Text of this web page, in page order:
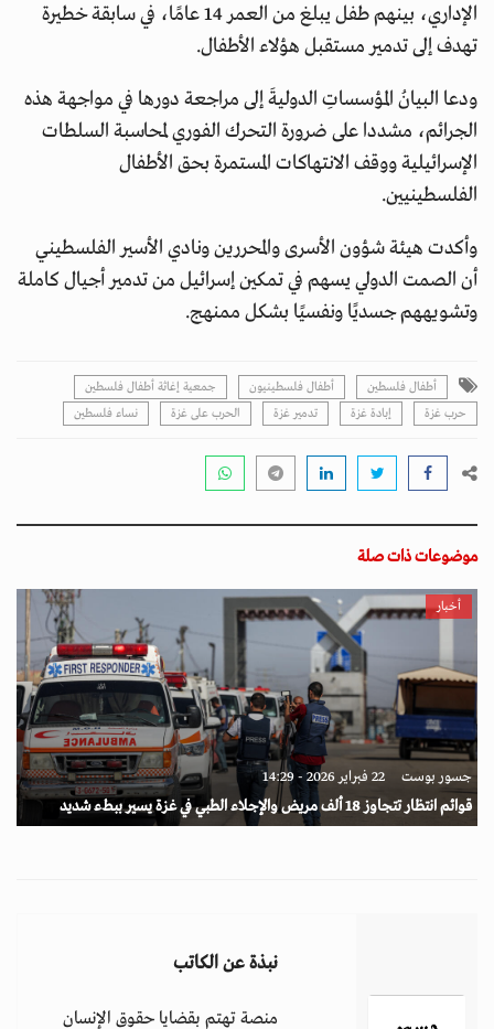
الإداري، بينهم طفل يبلغ من العمر 14 عامًا، في سابقة خطيرة
تهدف إلى تدمير مستقبل هؤلاء الأطفال.
ودعا البيانُ المؤسساتِ الدوليةَ إلى مراجعة دورها في مواجهة هذه
الجرائم، مشددا على ضرورة التحرك الفوري لمحاسبة السلطات
الإسرائيلية ووقف الانتهاكات المستمرة بحق الأطفال
الفلسطينيين.
وأكدت هيئة شؤون الأسرى والمحررين ونادي الأسير الفلسطيني
أن الصمت الدولي يسهم في تمكين إسرائيل من تدمير أجيال كاملة
وتشويههم جسديًا ونفسيًا بشكل ممنهج.
أطفال فلسطين أطفال فلسطينيون
جمعية إغاثة أطفال فلسطين
حرب غزة
إبادة غزة تدمير غزة الحرب على غزة نساء فلسطين
موضوعات ذات صلة
أخبار
جسور بوست 22 فبراير 2026 - 14:29
قوائم انتظار تتجاوز 18 ألف مريض والإجلاء الطبي في غزة يسير ببطء شديد
نبذة عن الكاتب
منصة تهتم بقضايا حقوق الإنسان